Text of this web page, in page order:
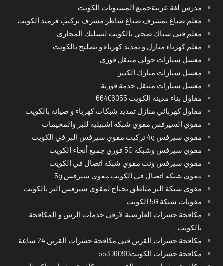
مدرس لغة عربيةجميع المستويات الكويت
معلم صباغ بمشرف صباغ شاطر مشرف تركيب قرميد الكويت
معلم فني سباك صحي بالكويت لتسليك المجاري
معلم كهرباء منازل و تمديد كهرباء و تصليح بالكويت
مغسل سيارات حولي متنقل فوري
مغسل سيارات مبارك الكبير
مغسل سيارات متنقل خدمة فورية
مقاول بناء مدينة الكويت 66406055
مقاول كهربائي منازل تمديد شبكات كهرباء و صيانة بالكويت
مقوي السيرفس مقوي شبكة اشبيلية للبر والمخيمات
مقوي سيرفس 4g تركيب مقوي سيرفس البر في الكويت
مقوي سيرفس وشبكة 5G فوري جميع أنحاء الكويت
مقوي سيرفس ونت مقوي شبكة اتصال في الكويت
مقوي شبكة اتصال في الكويت مقوي سيرفس 5g
مقوي شبكة البر مناطق تحتاج لمقوي سيرفس البر بالكويت
مقويات شبكة 5G الكويت
مكافحة حشرات العارضية لارقى خدمات الرش و المكافحة
بالكويت
مكافحة حشرات القرين فني مكافحة حشرات القرين 24 ساعة
مكافحة حشرات الكويت55306090